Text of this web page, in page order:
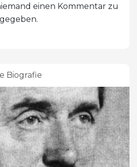
einen Kommentar zu
Biografie